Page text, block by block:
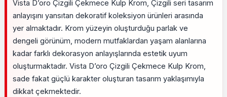
Vista D’oro Çizgili Çekmece Kulp Krom, Çizgili seri tasarım
anlayışını yansıtan dekoratif koleksiyon ürünleri arasında
yer almaktadır. Krom yüzeyin oluşturduğu parlak ve
dengeli görünüm, modern mutfaklardan yaşam alanlarına
kadar farklı dekorasyon anlayışlarında estetik uyum
oluşturmaktadır. Vista D’oro Çizgili Çekmece Kulp Krom,
sade fakat güçlü karakter oluşturan tasarım yaklaşımıyla
dikkat çekmektedir.